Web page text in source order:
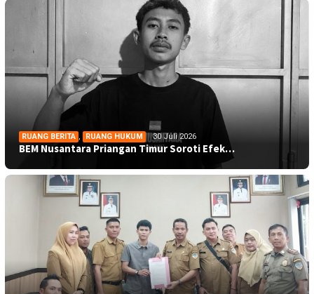
RUANG BERITA , RUANG HUKUM 30 Juli 2026
BEM Nusantara Priangan Timur Soroti Efek…